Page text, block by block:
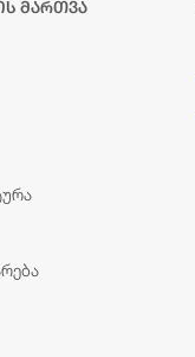
მართვა